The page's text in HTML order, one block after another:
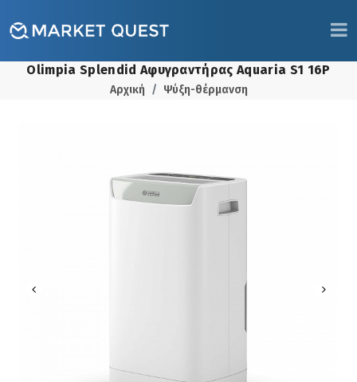
Olimpia Splendid Αφυγραντήρας Aquaria S1 16P
Αρχική Ψύξη-θέρμανση